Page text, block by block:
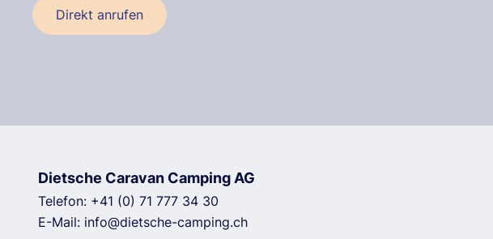
Direkt anrufen
Dietsche Caravan Camping AG
Telefon: +41 (0) 71 777 34 30
E-Mail: info@dietsche-camping.ch